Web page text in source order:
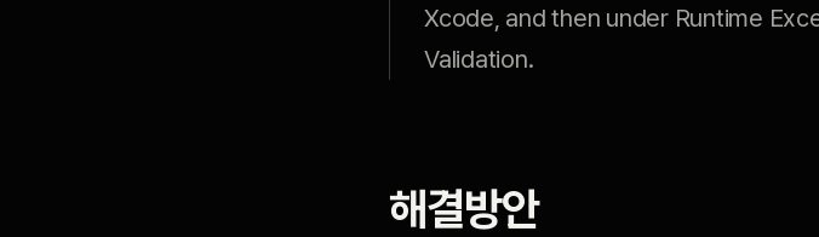
Xcode, and then under Runtime
Validation.
해결방안